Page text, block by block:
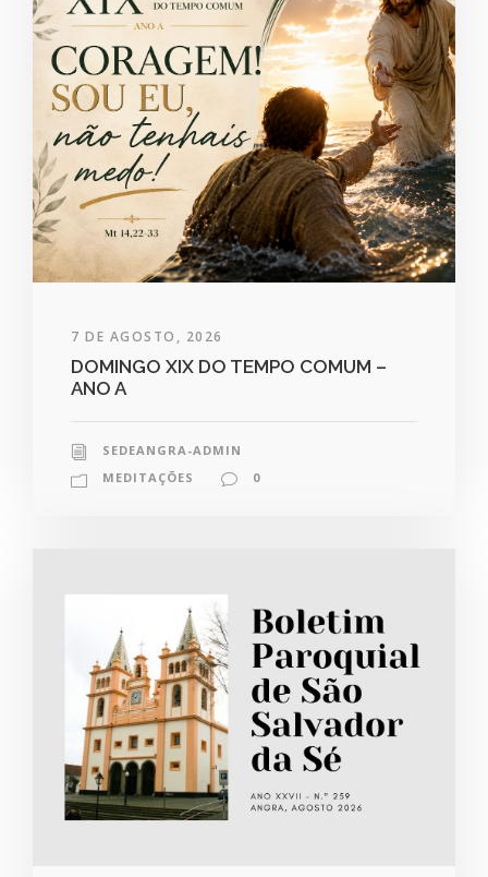
7 DE AGOSTO, 2026
DOMINGO XIX DO TEMPO COMUM –
ANO A
SEDEANGRA-ADMIN
MEDITAÇÕES
0